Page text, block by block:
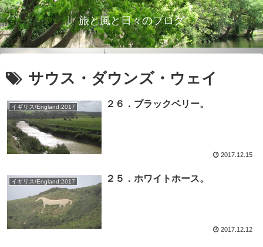
旅と風と日々のブログ
サウス・ダウンズ・ウェイ
イギリス/England:2017 ２６．ブラックベリー。
2017.12.15
イギリス/England:2017 ２５．ホワイトホース。
2017.12.12